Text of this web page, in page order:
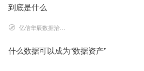
到底是什么
亿信华辰数据治理研究院
什么数据可以成为“数据资产”